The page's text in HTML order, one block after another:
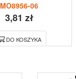
MO8956-06
3,81 zł
DO KOSZYKA